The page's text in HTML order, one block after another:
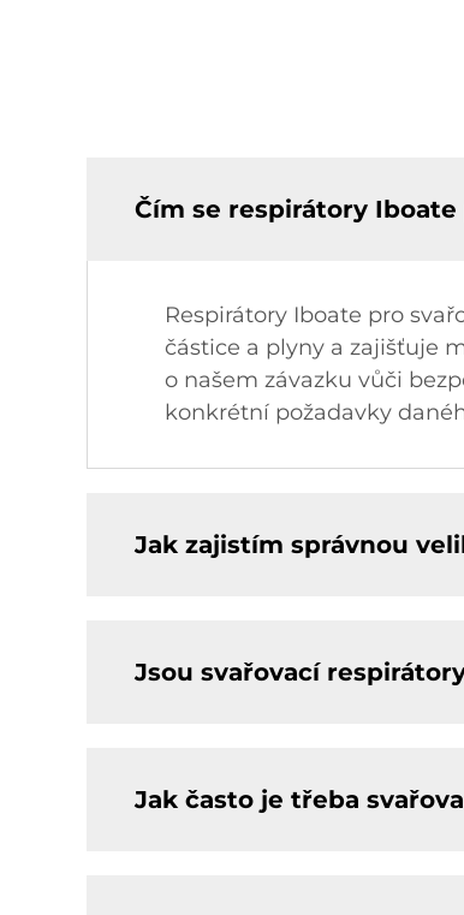
Čím se respirátory
Respirátory Iboate pro
částice a plyny a zajišťuje
o našem závazku vůči
konkrétní požadavky
Jak zajistím správnou
Jsou svařovací
Jak často je třeba